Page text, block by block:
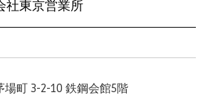
社東京営業所
町 3-2-10 鉄鋼会館5階